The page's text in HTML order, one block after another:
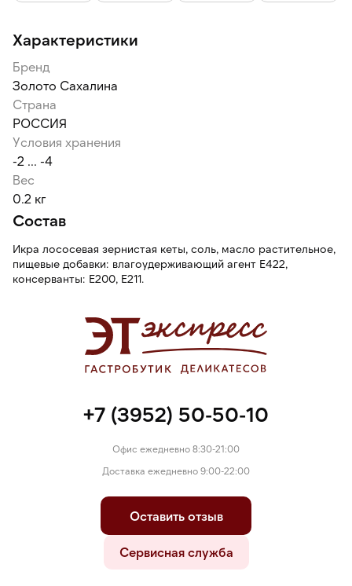
Характеристики
Бренд
Золото Сахалина
Страна
РОССИЯ
Условия хранения
-2 ... -4
Вес
0.2 кг
Состав
Икра лососевая зернистая кеты, соль, масло растительное,
пищевые добавки: влагоудерживающий агент Е422,
консерванты: Е200, Е211.
+7 (3952) 50-50-10
Офис ежедневно 8:30-21:00
Доставка ежедневно 9:00-22:00
Оставить отзыв
Сервисная служба